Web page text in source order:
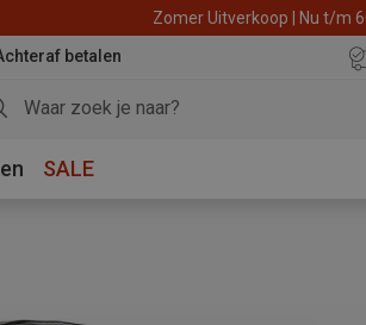
Zomer Uitverkoop | Nu t/m
betalen
SALE